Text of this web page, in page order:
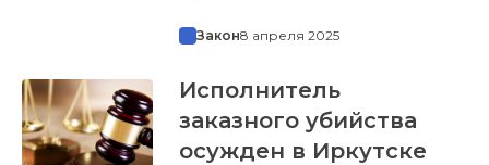
Закон8 апреля 2025
Исполнитель
заказного убийства
осужден в Иркутске